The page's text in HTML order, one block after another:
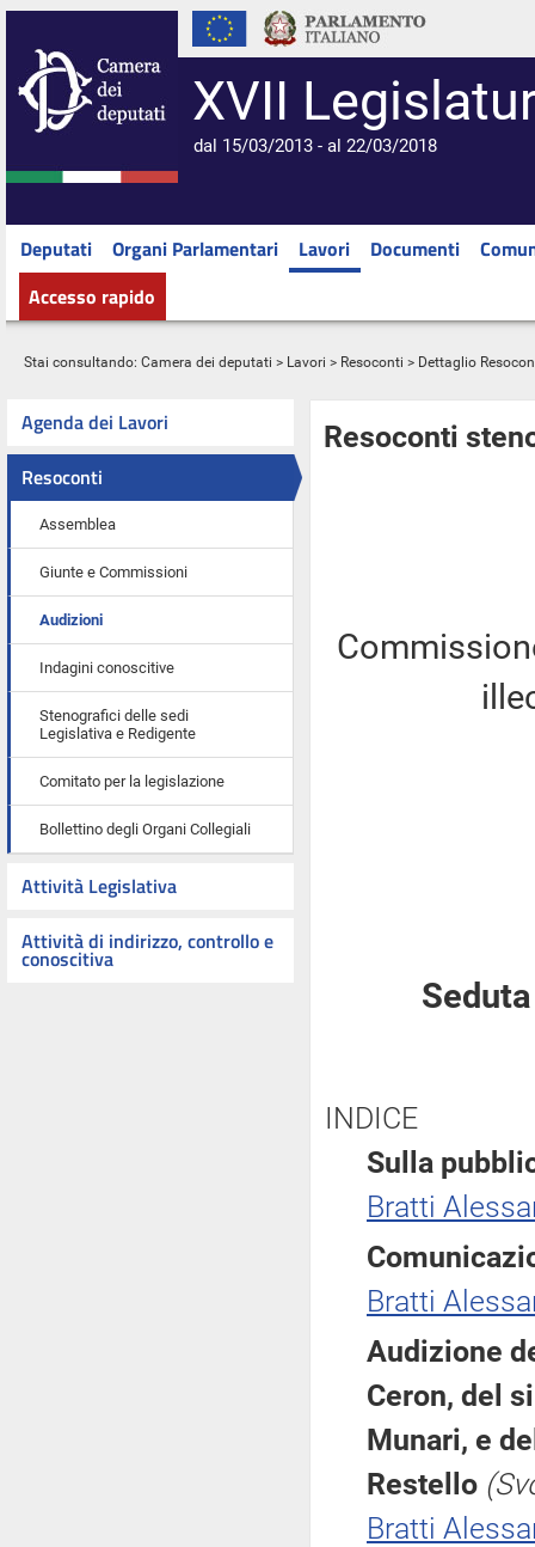
XVII
dal 15/03/2013 - al 22/03/2018
Deputati Organi Parlamentari Lavori Documenti
Accesso rapido
Stai consultando: Camera dei deputati > Lavori > Resoconti > Dettaglio
Agenda dei Lavori
Resoconti
Assemblea
Giunte e Commissioni
Audizioni
Indagini conoscitive
Stenografici delle sedi
Legislativa e Redigente
Comitato per la legislazione
Bollettino degli Organi Collegiali
Attività Legislativa
Attività di indirizzo, controllo e
conoscitiva
Resoconti
INDICE
Sulla
Bratti
Bratti
Audizione
Ceron, del
Munari, e
Restello
Bratti